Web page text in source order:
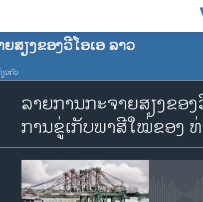
ດ
ສຽງຂອງວີໂອເອ ລາວ
ຽວກັບ
ລາຍການກະຈາຍສຽງຂອ
ການຂູ່ເກັບພາສີໃໝ່ຂອງ